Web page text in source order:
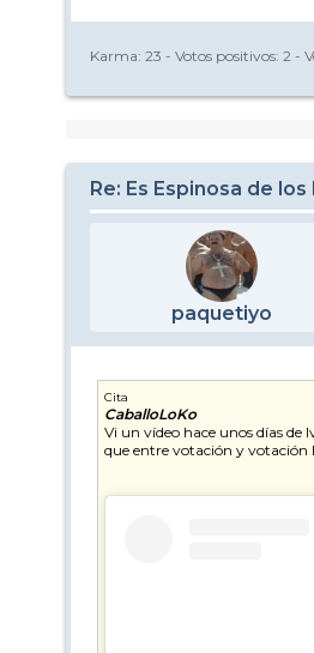
Karma: 23 - Votos positivos: 2 -
Re: Es Espinosa de
paquetiyo
Cita
CaballoLoKo
Vi un vídeo hace unos días de
que entre votación y votación